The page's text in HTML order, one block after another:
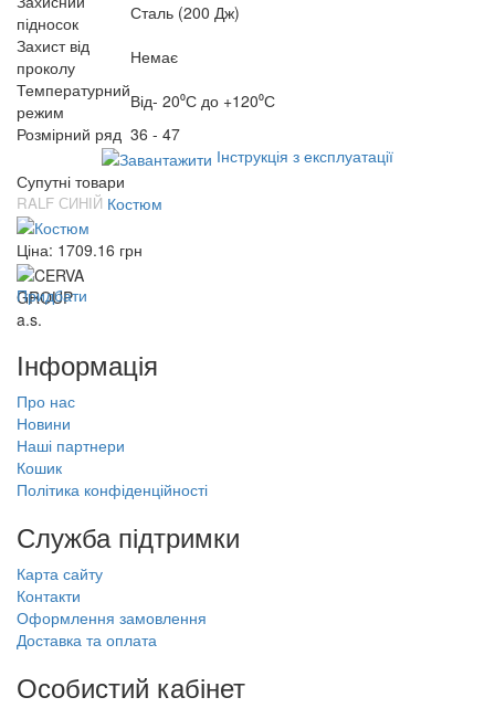
підносок
Сталь (200 Дж)
Захист від
проколу
Немає
Температурний
режим
Від- 20⁰С до +120⁰С
Розмірний ряд 36 - 47
Інструкція з експлуатації
Супутні товари
RALF СИНІЙ Костюм
Ціна: 1709.16 грн
Придбати
Інформація
Про нас
Новини
Наші партнери
Кошик
Політика конфіденційності
Служба підтримки
Карта сайту
Контакти
Оформлення замовлення
Доставка та оплата
Особистий кабінет